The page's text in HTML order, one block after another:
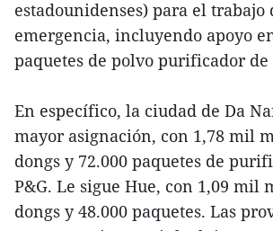
estadounidenses) para el trabajo
emergencia, incluyendo apoyo
paquetes de polvo purificador de
En específico, la ciudad de Da
mayor asignación, con 1,78 mil
dongs y 72.000 paquetes de
P&G. Le sigue Hue, con 1,09 mil
dongs y 48.000 paquetes. Las